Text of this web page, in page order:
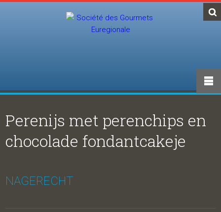
Perenijs met perenchips en
chocolade fondantcakeje
NAGERECHT